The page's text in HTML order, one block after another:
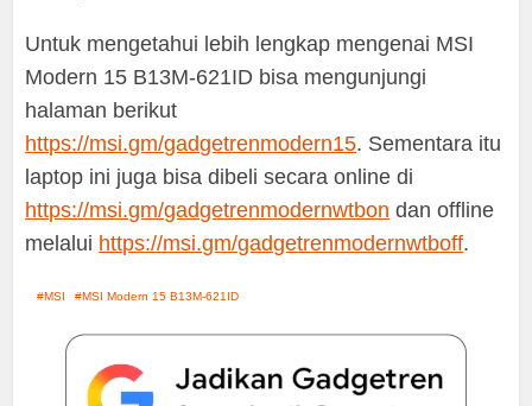
Untuk mengetahui lebih lengkap mengenai MSI
Modern 15 B13M-621ID bisa mengunjungi
halaman berikut
https://msi.gm/gadgetrenmodern15. Sementara itu
laptop ini juga bisa dibeli secara online di
https://msi.gm/gadgetrenmodernwtbon dan offline
melalui https://msi.gm/gadgetrenmodernwtboff.
MSI MSI Modern 15 B13M-621ID